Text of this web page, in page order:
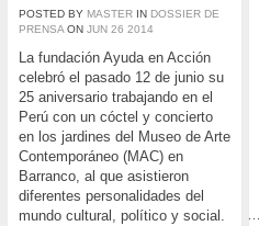
POSTED BY MASTER IN DOSSIER DE
PRENSAON JUN 26 2014
La fundación Ayuda en Acción
celebró el pasado 12 de junio su
25 aniversario trabajando en el
Perú con un cóctel y concierto
en los jardines del Museo de Arte
Contemporáneo (MAC) en
Barranco, al que asistieron
diferentes personalidades del
mundo cultural, político y social.